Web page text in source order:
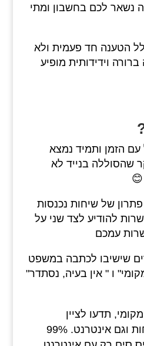
נשאר לכם בחשבון ומתי
הטענה חד פעמית ולא
וידידותית מופיע
עם הזמן ותמיד נמצא
שהסוללה בנייד לא
של שיחות נכנסות
להודיע לצד שני על
עמכם
שישיבו לכתבה במשפט
ו " אין בעיה, נסתדר"
תדעו לציין
שאתם צריכים גם שיחות וגם אינטרנט. 99%